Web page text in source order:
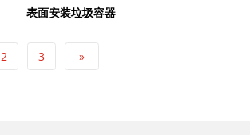
表面安装垃圾容器
2 3 »